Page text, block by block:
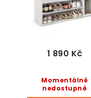
Momentálně
nedostupné
1 890 Kč